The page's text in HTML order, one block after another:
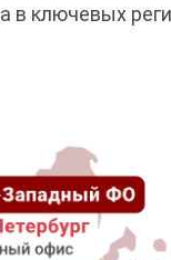
в ключевых